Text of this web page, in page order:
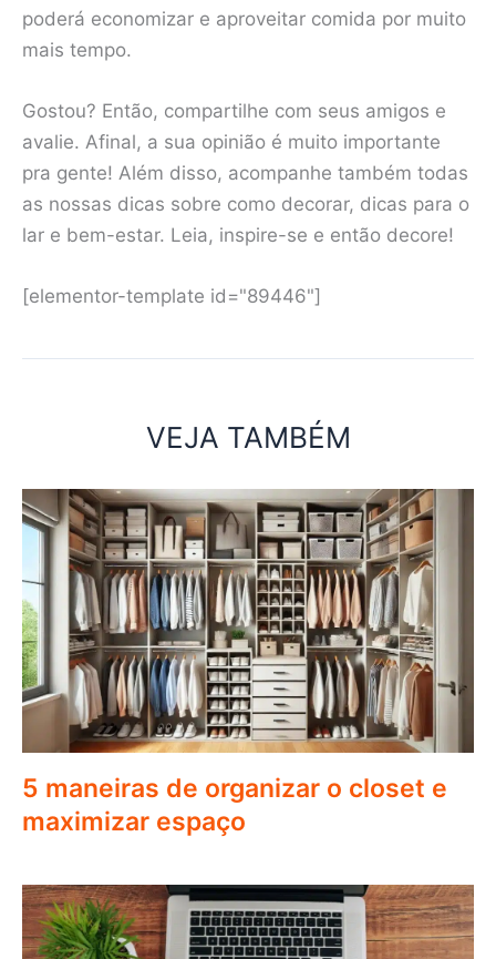
poderá economizar e aproveitar comida por muito
mais tempo.
Gostou? Então, compartilhe com seus amigos e
avalie. Afinal, a sua opinião é muito importante
pra gente! Além disso, acompanhe também todas
as nossas dicas sobre como decorar, dicas para o
lar e bem-estar. Leia, inspire-se e então decore!
[elementor-template id="89446"]
VEJA TAMBÉM
5 maneiras de organizar o closet e
maximizar espaço